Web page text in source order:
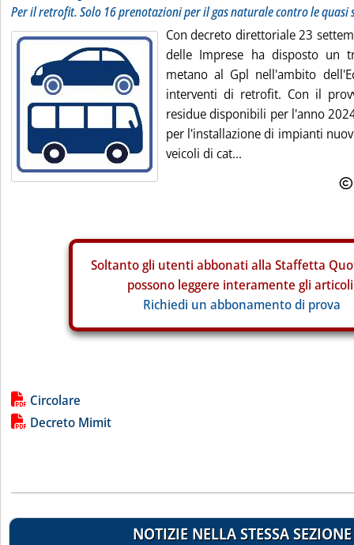
Per il retrofit. Solo 16 prenotazioni per il gas naturale contro le quasi
Con decreto direttoriale 23
delle Imprese ha disposto un
metano al Gpl nell'ambito
interventi di retrofit. Con il
residue disponibili per l'anno
per l'installazione di impianti
veicoli di cat...
Soltanto gli utenti abbonati alla Staffetta
possono leggere interamente gli
Richiedi un abbonamento di prova
Lista allegati PDF alla notizia
Circolare
Decreto Mimit
NOTIZIE NELLA STESSA SEZIONE